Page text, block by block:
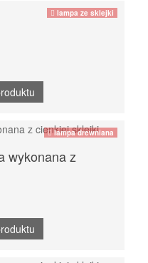
lampa ze sklejki
lampa drewniana
wykonana z